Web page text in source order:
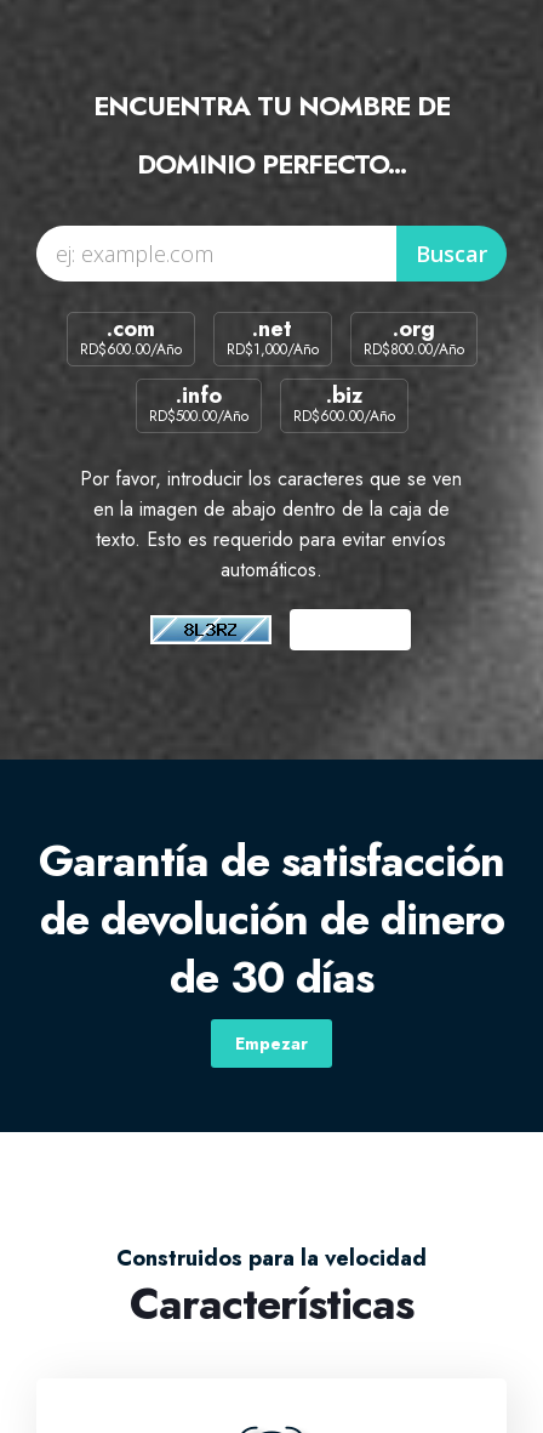
ENCUENTRA TU NOMBRE DE
DOMINIO PERFECTO...
.com
RD$600.00/Año
.net
RD$1,000/Año
.org
RD$800.00/Año
.info
RD$500.00/Año
.biz
RD$600.00/Año
Por favor, introducir los caracteres que se ven
en la imagen de abajo dentro de la caja de
texto. Esto es requerido para evitar envíos
automáticos.
Garantía de satisfacción
de devolución de dinero
de 30 días
Empezar
Construidos para la velocidad
Características